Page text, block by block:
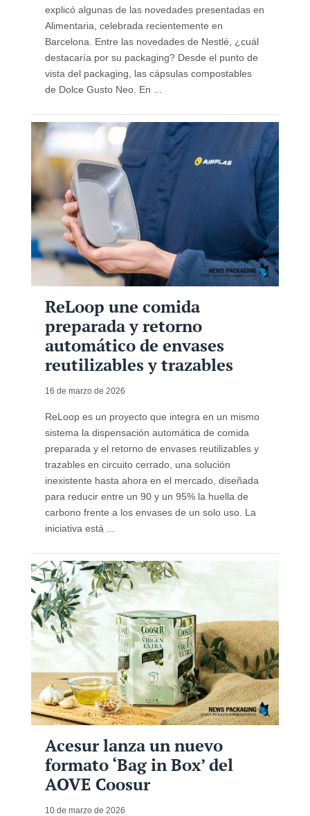
explicó algunas de las novedades presentadas en
Alimentaria, celebrada recientemente en
Barcelona. Entre las novedades de Nestlé, ¿cuál
destacaría por su packaging? Desde el punto de
vista del packaging, las cápsulas compostables
de Dolce Gusto Neo. En ...
ReLoop une comida
preparada y retorno
automático de envases
reutilizables y trazables
16 de marzo de 2026
ReLoop es un proyecto que integra en un mismo
sistema la dispensación automática de comida
preparada y el retorno de envases reutilizables y
trazables en circuito cerrado, una solución
inexistente hasta ahora en el mercado, diseñada
para reducir entre un 90 y un 95% la huella de
carbono frente a los envases de un solo uso. La
iniciativa está ...
Acesur lanza un nuevo
formato ‘Bag in Box’ del
AOVE Coosur
10 de marzo de 2026